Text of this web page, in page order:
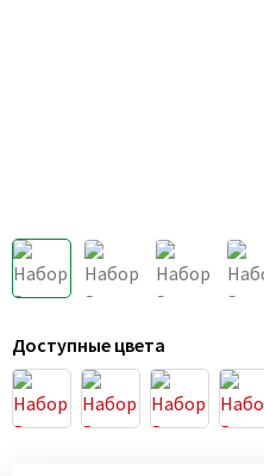
Доступные цвета